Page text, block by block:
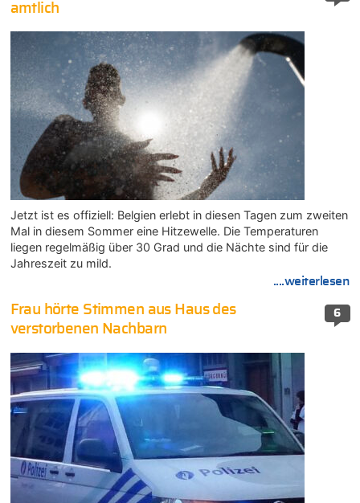
amtlich
Jetzt ist es offiziell: Belgien erlebt in diesen Tagen zum zweiten
Mal in diesem Sommer eine Hitzewelle. Die Temperaturen
liegen regelmäßig über 30 Grad und die Nächte sind für die
Jahreszeit zu mild.
....weiterlesen
6
Frau hörte Stimmen aus Haus des
verstorbenen Nachbarn